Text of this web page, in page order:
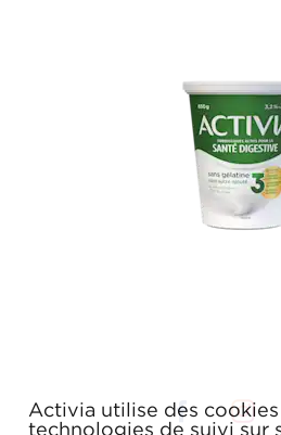
Activia utilise des
technologies de suivi sur